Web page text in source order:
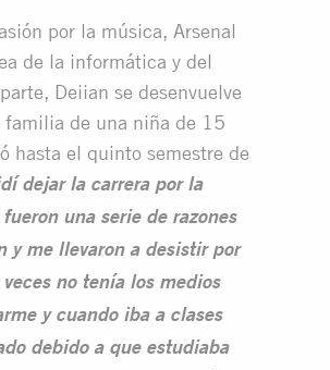
por la música, Arsenal
de la informática y del
Deiian se desenvuelve
familia de una niña de 15
hasta el quinto semestre de
dejar la carrera por la
una serie de razones
y me llevaron a desistir por
no tenía los medios
y cuando iba a clases
debido a que estudiaba